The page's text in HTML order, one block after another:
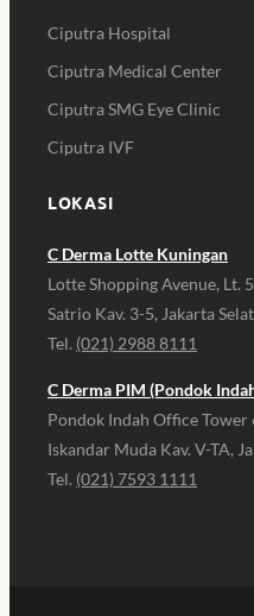
Ciputra Hospital
Ciputra Medical Center
Ciputra SMG Eye Clinic
Ciputra IVF
LOKASI
C Derma Lotte Kuningan
Lotte Shopping Avenue, Lt.
Satrio Kav. 3-5, Jakarta
Tel. (021) 2988 8111
C Derma PIM (Pondok
Pondok Indah Office Tower
Iskandar Muda Kav. V-TA,
Tel. (021) 7593 1111